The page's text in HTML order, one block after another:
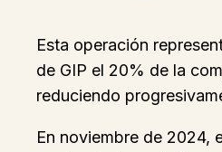
Esta operación
de GIP el 20% de la
reduciendo
En noviembre de 2024,